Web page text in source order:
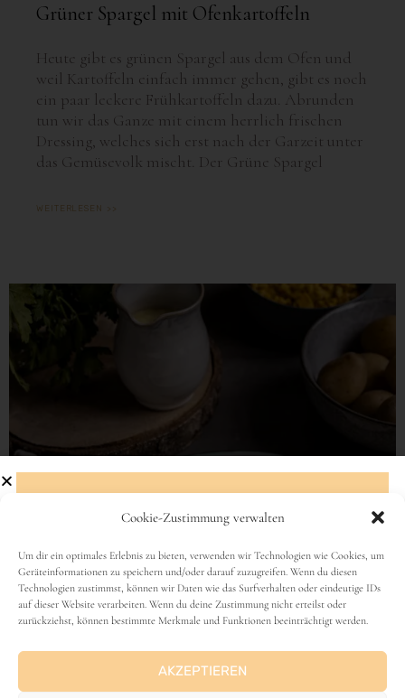
Cookie-Zustimmung verwalten
Um dir ein optimales Erlebnis zu bieten, verwenden wir Technologien wie Cookies, um
Geräteinformationen zu speichern und/oder darauf zuzugreifen. Wenn du diesen
Technologien zustimmst, können wir Daten wie das Surfverhalten oder eindeutige IDs
auf dieser Website verarbeiten. Wenn du deine Zustimmung nicht erteilst oder
zurückziehst, können bestimmte Merkmale und Funktionen beeinträchtigt werden.
AKZEPTIEREN
Grüner Spargel mit Ofenkartoffeln
Heute gibt es grünen Spargel aus dem Ofen und
weil Kartoffeln einfach immer gehen, gibt es noch
ein paar leckere Frühkartoffeln dazu. Abrunden
tun wir das Ganze mit einem herrlich frischen
Dressing, welches sich erst nach der Garzeit unter
das Gemüsevolk mischt. Der Grüne Spargel
WEITERLESEN >>
Abonniere den Newsletter!
Name